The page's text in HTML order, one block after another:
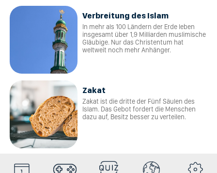
Verbreitung des Islam
In mehr als 100 Ländern der Erde leben
insgesamt über 1,9 Milliarden muslimische
Gläubige. Nur das Christentum hat
weltweit noch mehr Anhänger.
Zakat
Zakat ist die dritte der Fünf Säulen des
Islam. Das Gebot fordert die Menschen
dazu auf, Besitz besser zu verteilen.
HolyDays